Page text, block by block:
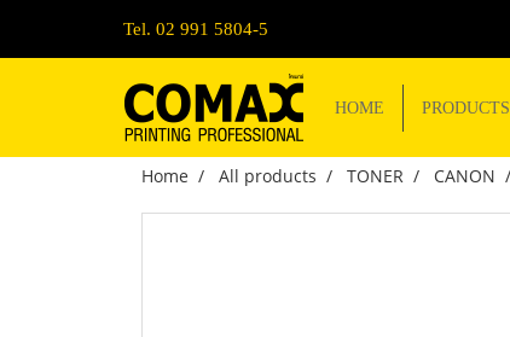
Tel. 02 991 5804-5
HOME PRODUCTS
Home All products TONER CANON